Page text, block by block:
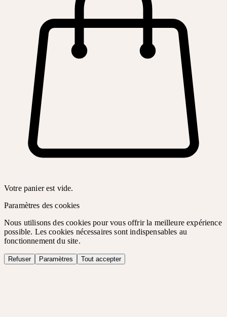
Votre panier est vide.
Paramètres des cookies
Nous utilisons des cookies pour vous offrir la meilleure expérience
possible. Les cookies nécessaires sont indispensables au
fonctionnement du site.
Refuser Paramètres Tout accepter